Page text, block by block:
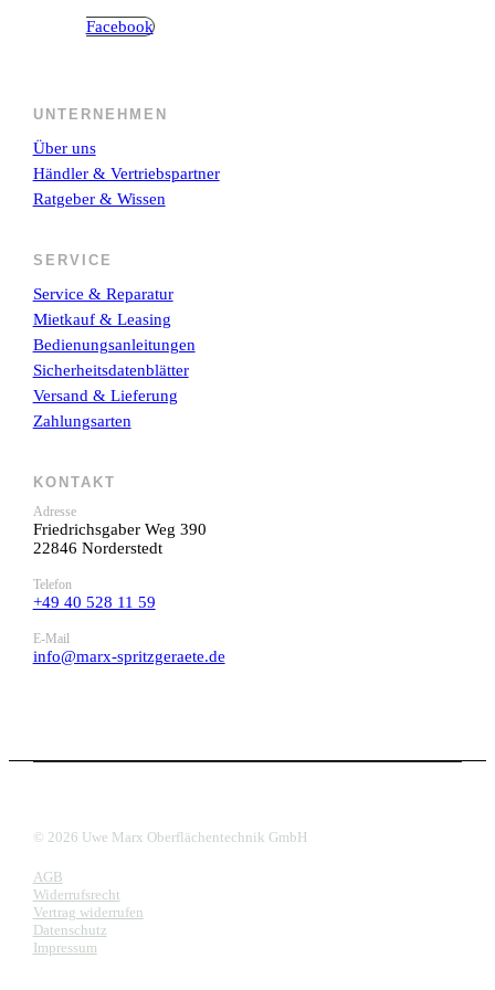
Facebook
UNTERNEHMEN
Über uns
Händler & Vertriebspartner
Ratgeber & Wissen
SERVICE
Service & Reparatur
Mietkauf & Leasing
Bedienungsanleitungen
Sicherheitsdatenblätter
Versand & Lieferung
Zahlungsarten
KONTAKT
Adresse
Friedrichsgaber Weg 390
22846 Norderstedt
Telefon
+49 40 528 11 59
E-Mail
info@marx-spritzgeraete.de
© 2026 Uwe Marx Oberflächentechnik GmbH
AGB
Widerrufsrecht
Vertrag widerrufen
Datenschutz
Impressum